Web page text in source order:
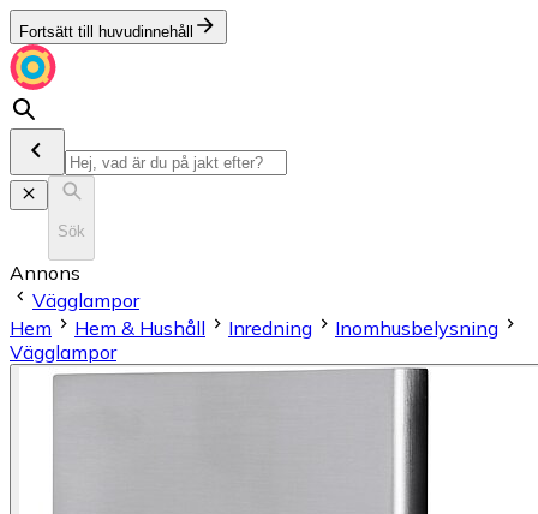
Fortsätt till huvudinnehåll
Sök
Annons
Vägglampor
Hem
Hem & Hushåll Inredning
Inomhusbelysning
Vägglampor